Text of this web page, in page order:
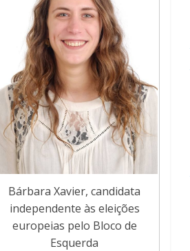
Bárbara Xavier, candidata
independente às eleições
europeias pelo Bloco de
Esquerda